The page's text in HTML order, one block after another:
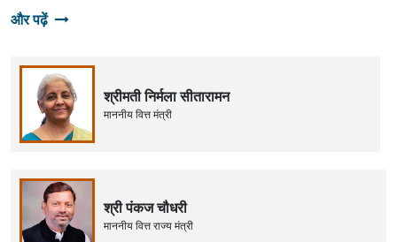
और पढ़ें
श्रीमती निर्मला सीतारामन
माननीय वित्त मंत्री
श्री पंकज चौधरी
माननीय वित्त राज्य मंत्री